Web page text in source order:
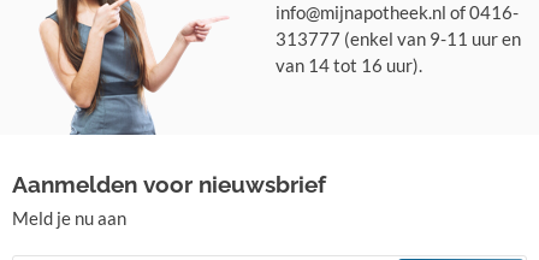
info@mijnapotheek.nl of 0416-
313777 (enkel van 9-11 uur en
van 14 tot 16 uur).
Aanmelden voor nieuwsbrief
Meld je nu aan